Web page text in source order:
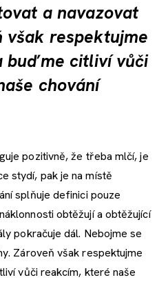
a navazovat
však respektujme
buďme citliví vůči
chování
pozitivně, že třeba mlčí, je
stydí, pak je na místě
splňuje definici pouze
obtěžují a obtěžující
pokračuje dál. Nebojme se
Zároveň však respektujme
vůči reakcím, které naše